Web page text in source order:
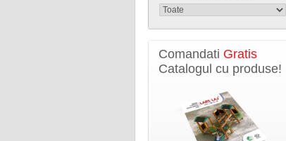
Comandati Gratis
Catalogul cu produse!